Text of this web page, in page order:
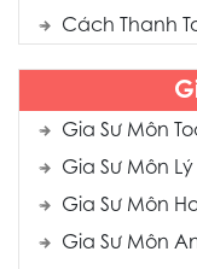
Cách Thanh
Gia Sư Môn
Gia Sư Môn Lý
Gia Sư Môn
Gia Sư Môn